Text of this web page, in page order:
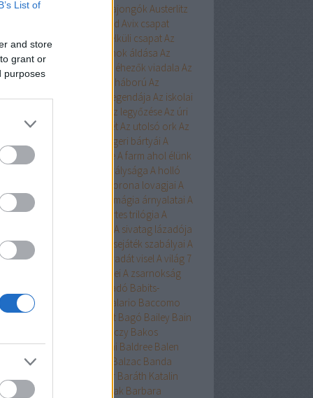
List of
and store
grant or
purposes
Aurora Austen-rajongók Austerlitz
Aveyard Avix csapat
Ázsia-saga Az arc nélküli csapatAz
bába
Az égi hivatalnok áldása Az
ló
Az éhezők viadala Az
hercege
Az első hangy háború Az
flottaAz északi erdő legendája Az iskolai
Az Olimposz legyőzéseAz úri
Az utolsó huszonhétAz utolsó ork Az
A Birodalom tengeri bártyái A
kultiváció nagymestereA farm ahol élünk
A híd királysága A holló
A korona lovagjai A
népe
A mágia árnyalatai A
rabjai
A nyertes trilógia A
A sivatag lázadója
egyenlete
A szerencsejáték szabályai A
boszorkánya
A tacskó Pradát viselA világ 7
A Yellowstone alfahímjei A zsarnokság
Babilon Kiadó Babits-
Baccalario Baccomo
Baehr Baggot Bagó Bailey Bain
Bakóczy Bakos
krimik
Baldini Baldree Balen
ErikaBallard Balzac Banda
Bán Mór Baráth Katalin
Viktória
Barátnak tartalak Barbara